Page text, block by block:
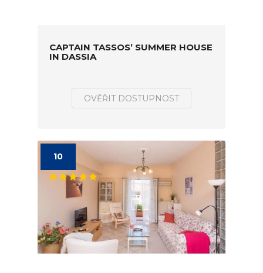
CAPTAIN TASSOS’ SUMMER HOUSE
IN DASSIA
OVĚŘIT DOSTUPNOST
10